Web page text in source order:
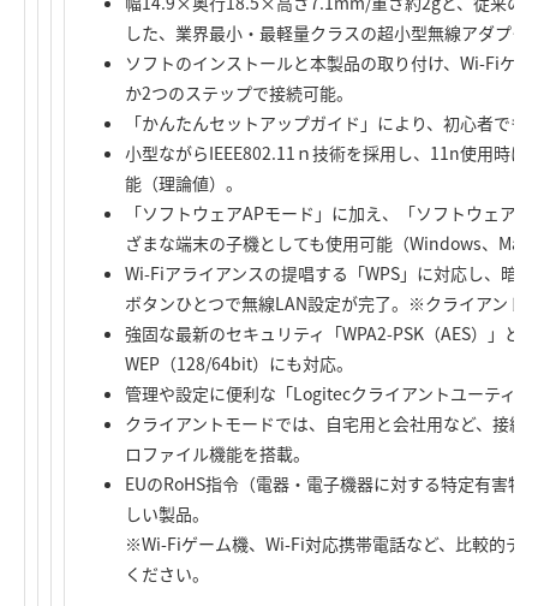
した、業界最小・最軽量クラスの超小型無線アダプタ
ソフトのインストールと本製品の取り付け、Wi-Fiケ
か2つのステップで接続可能。
「かんたんセットアップガイド」により、初心者で
小型ながらIEEE802.11ｎ技術を採用し、11n使用時
能（理論値）。
「ソフトウェアAPモード」に加え、「ソフトウェア
ざまな端末の子機としても使用可能（Windows、Mac
Wi-Fiアライアンスの提唱する「WPS」に対応し、暗
ボタンひとつで無線LAN設定が完了。※クライアント
強固な最新のセキュリティ「WPA2-PSK（AES）」と
WEP（128/64bit）にも対応。
管理や設定に便利な「Logitecクライアントユーティ
クライアントモードでは、自宅用と会社用など、接
ロファイル機能を搭載。
EUのRoHS指令（電器・電子機器に対する特定有害物
しい製品。
※Wi-Fiゲーム機、Wi-Fi対応携帯電話など、比較的デ
ください。